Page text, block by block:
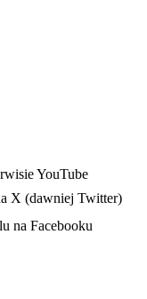
YouTube
X (dawniej Twitter)
na Facebooku